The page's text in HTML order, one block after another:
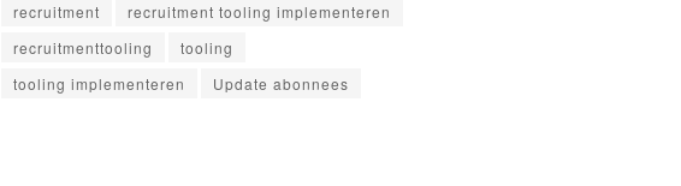
recruitment
recruitment tooling implementeren
recruitmenttooling
tooling
tooling implementeren
Update abonnees